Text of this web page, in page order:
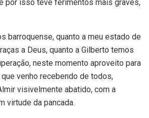
por isso teve ferimentos mais graves,
barroquense, quanto a meu estado de
a Deus, quanto a Gilberto temos
neste momento aproveito para
venho recebendo de todos,
visivelmente abatido, com a
virtude da pancada.